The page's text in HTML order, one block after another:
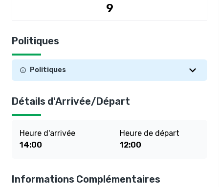
9
Politiques
Politiques
Détails d'Arrivée/Départ
Heure d'arrivée
14:00
Heure de départ
12:00
Informations Complémentaires